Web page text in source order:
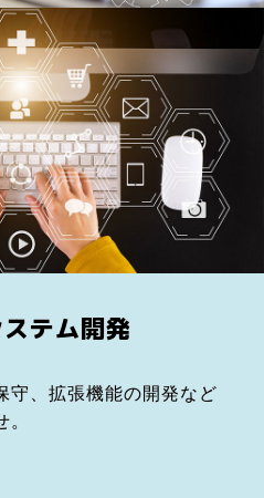
テム開発
守、拡張機能の開発など